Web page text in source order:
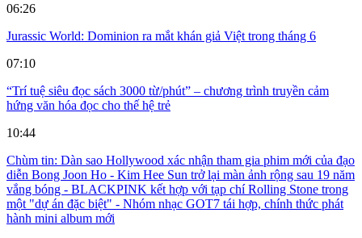
06:26
Jurassic World: Dominion ra mắt khán giả Việt trong tháng 6
07:10
“Trí tuệ siêu đọc sách 3000 từ/phút” – chương trình truyền cảm
hứng văn hóa đọc cho thế hệ trẻ
10:44
Chùm tin: Dàn sao Hollywood xác nhận tham gia phim mới của đạo
diễn Bong Joon Ho - Kim Hee Sun trở lại màn ảnh rộng sau 19 năm
vắng bóng - BLACKPINK kết hợp với tạp chí Rolling Stone trong
một "dự án đặc biệt" - Nhóm nhạc GOT7 tái hợp, chính thức phát
hành mini album mới